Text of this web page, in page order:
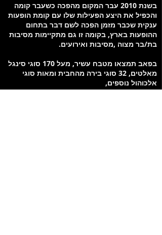
בשנת 2010 עבר המקום מהפכה כשעבר קומה
והכפיל את היצע הפעילות שלו עם קומת הופעות
ענקית שכבר מזמן הפכה לשם דבר בתחום
ההופעות בארץ, בקומה זו גם מתקיימות מסיבות
בת/בר מצוה ,מסיבות ואירועים.
בפאב תמצאו מטבח עשיר, מעל 170 סוגי סינגל
מאלטים, 32 סוגי בירה מהחבית ומאות סוגי
אלכוהול נוספים,
כל יום אצלנו עם אווירה אחרת , וכל יום הוא